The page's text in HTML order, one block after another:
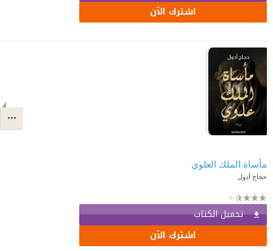
اشترك الآن
مأساة الملك العلوي
حجاج أدول
تحميل الكتاب
اشترك الآن